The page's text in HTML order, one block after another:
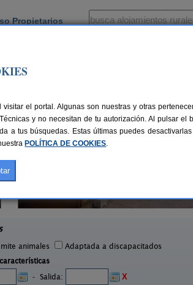
Propietarios
animales
Adaptada a discapacitados
- Salida:
X
el portal. Algunas son nuestras y otras
y no necesitan de tu autorización. Al pulsar el
a tus búsquedas. Estas últimas puedes
POLÍTICA DE COOKIES.